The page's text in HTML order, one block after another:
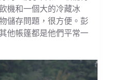
機和一個大的冷藏冰
儲存問題，很方便。彭
他帳篷都是他們平常一